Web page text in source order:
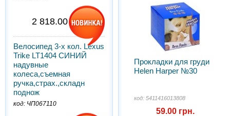
2 818.00 грн.
Велосипед 3-х кол. Lexus
Trike LT1404 СИНИЙ
надувные
колеса,съемная
ручка,страх.,складн
поднож
код: ЧП067110
Прокладки для груди
Helen Harper №30
код: 5411416013808
59.00 грн.